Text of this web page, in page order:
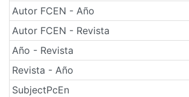
Autor FCEN - Año
Autor FCEN - Revista
Año - Revista
Revista - Año
SubjectPcEn